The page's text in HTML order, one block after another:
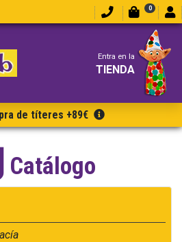
0
Entra en la
TIENDA
de títeres +89€
Catálogo